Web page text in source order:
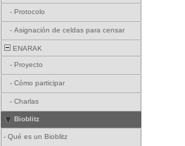
- Protocolo
- Asignación de celdas para censar
ENARAK
- Proyecto
- Cómo participar
- Charlas
Bioblitz
- Qué es un Bioblitz